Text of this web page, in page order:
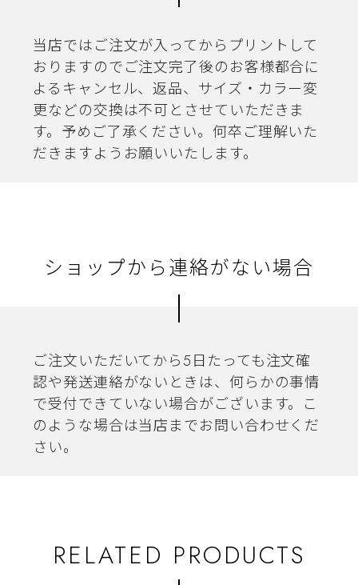
当店ではご注文が入ってからプリントして
おりますのでご注文完了後のお客様都合に
よるキャンセル、返品、サイズ・カラー変
更などの交換は不可とさせていただきま
す。予めご了承ください。何卒ご理解いた
だきますようお願いいたします。
ショップから連絡がない場合
ご注文いただいてから5日たっても注文確
認や発送連絡がないときは、何らかの事情
で受付できていない場合がございます。こ
のような場合は当店までお問い合わせくだ
さい。
RELATED PRODUCTS